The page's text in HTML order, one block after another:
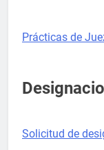
Prácticas de
Solicitud de